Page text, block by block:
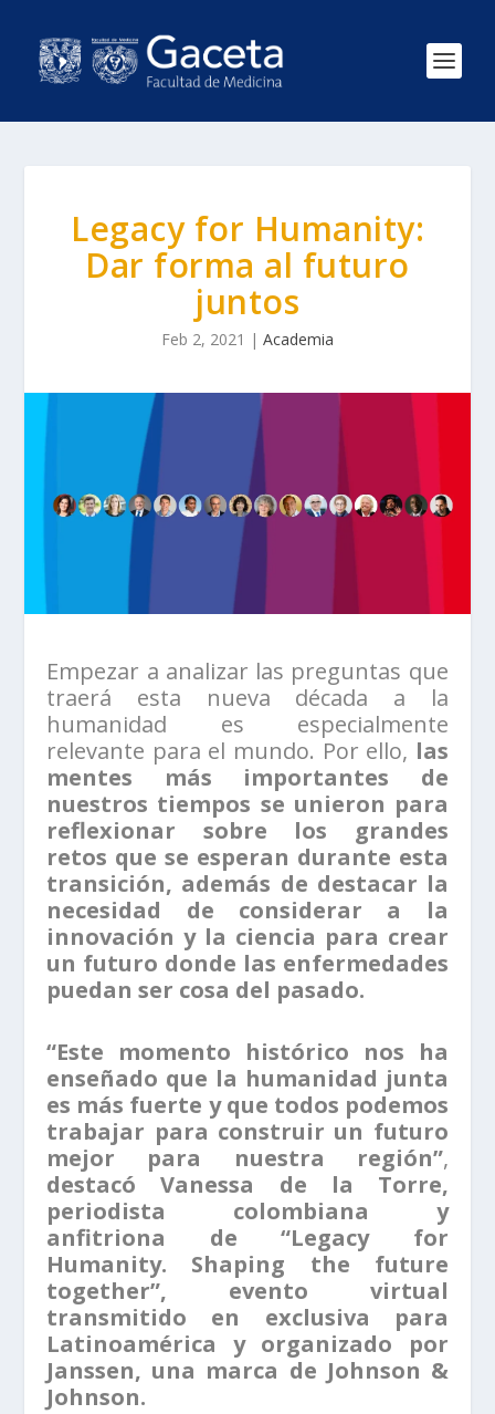
Legacy for Humanity:
Dar forma al futuro
juntos
Feb 2, 2021 | Academia
Empezar a analizar las preguntas que
traerá esta nueva década a la
humanidad es especialmente
relevante para el mundo. Por ello, las
mentes más importantes de
nuestros tiempos se unieron para
reflexionar sobre los grandes
retos que se esperan durante esta
transición, además de destacar la
necesidad de considerar a la
innovación y la ciencia para crear
un futuro donde las enfermedades
puedan ser cosa del pasado.
“Este momento histórico nos ha
enseñado que la humanidad junta
es más fuerte y que todos podemos
trabajar para construir un futuro
mejor para nuestra región”,
destacó Vanessa de la Torre,
periodista colombiana y
anfitriona de “Legacy for
Humanity. Shaping the future
together”, evento virtual
transmitido en exclusiva para
Latinoamérica y organizado por
Janssen, una marca de Johnson &
Johnson.